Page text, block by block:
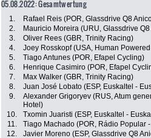
05.08.2022: Gesamtwertung
1. Rafael Reis (POR, Glassdrive Q8
2.
Mauricio Moreira (URU, Glassdrive
3.
Oliver Rees (GBR, Trinity Racing)
4.
Joey Rosskopf (USA, Human
5.
Tiago Antunes (POR, Efapel Cycling)
6.
Henrique Casimiro (POR, Efapel
7.
Max Walker (GBR, Trinity Racing)
8.
Juan José Lobato (ESP, Euskaltel -
9.
Alexander Grigoryev (RUS, Atum
Hotel)
10. Txomin Juaristi (ESP, Euskaltel -
11.
Tiago Machado (POR, Rádio Popular
12.
Javier Moreno (ESP, Glassdrive Q8